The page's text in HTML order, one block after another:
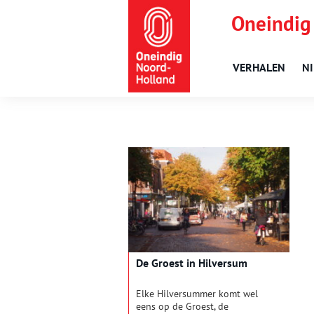
VERHALEN
De Groest in Hilversum
Elke Hilversummer komt wel
eens op de Groest, de